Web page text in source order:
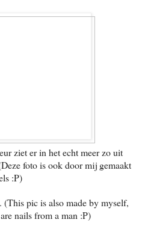
ziet er in het echt meer zo uit
foto is ook door mij gemaakt
:P)
pic is also made by myself,
nails from a man :P)